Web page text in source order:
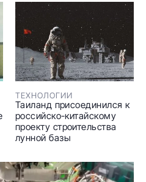
ТЕХНОЛОГИИ
Таиланд присоединился к
российско-китайскому
проекту строительства
лунной базы